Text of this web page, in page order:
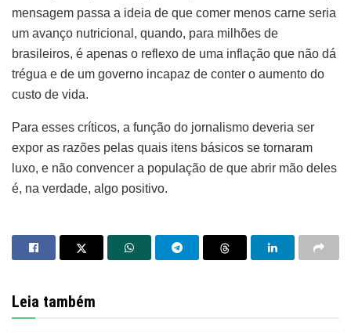
mensagem passa a ideia de que comer menos carne seria
um avanço nutricional, quando, para milhões de
brasileiros, é apenas o reflexo de uma inflação que não dá
trégua e de um governo incapaz de conter o aumento do
custo de vida.
Para esses críticos, a função do jornalismo deveria ser
expor as razões pelas quais itens básicos se tornaram
luxo, e não convencer a população de que abrir mão deles
é, na verdade, algo positivo.
Leia também